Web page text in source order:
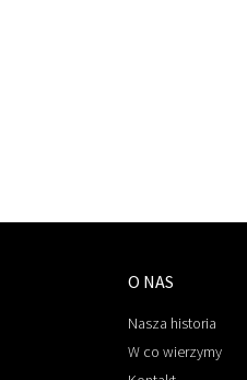
O NAS
Nasza historia
W co wierzymy